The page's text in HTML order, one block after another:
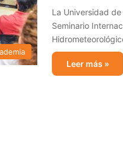
La Universidad
Seminario
Leer más »